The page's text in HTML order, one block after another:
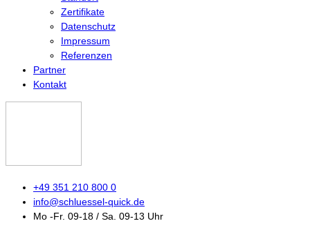
Zertifikate
Datenschutz
Impressum
Referenzen
Partner
Kontakt
+49 351 210 800 0
info@schluessel-quick.de
Mo -Fr. 09-18 / Sa. 09-13 Uhr